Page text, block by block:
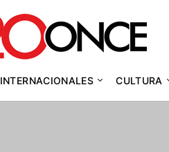
INTERNACIONALES CULTURA